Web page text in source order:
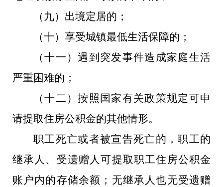
（九）出境定居的；
（十）享受城镇最低生活保障的；
（十一）遇到突发事件造成家庭生活
严重困难的；
（十二）按照国家有关政策规定可申
请提取住房公积金的其他情形。
职工死亡或者被宣告死亡的，职工的
继承人、受遗赠人可提取职工住房公积金
账户内的存储余额；无继承人也无受遗赠